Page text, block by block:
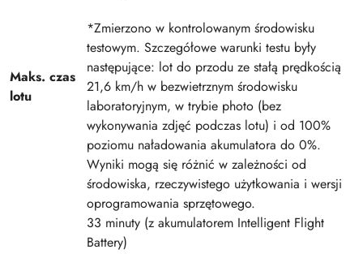
Maks. czas
lotu
*Zmierzono w kontrolowanym środowisku
testowym. Szczegółowe warunki testu były
następujące: lot do przodu ze stałą prędkością
21,6 km/h w bezwietrznym środowisku
laboratoryjnym, w trybie photo (bez
wykonywania zdjęć podczas lotu) i od 100%
poziomu naładowania akumulatora do 0%.
Wyniki mogą się różnić w zależności od
środowiska, rzeczywistego użytkowania i wersji
oprogramowania sprzętowego.
33 minuty (z akumulatorem Intelligent Flight
Battery)